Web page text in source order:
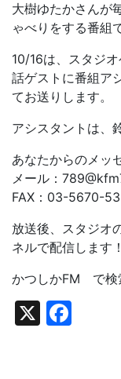
大樹ゆたかさんが
ゃべりをする番組
10/16は、スタジ
話ゲストに番組ア
てお送りします。
アシスタントは、
あなたからのメッ
メール：
FAX：03-5670-
放送後、スタジオ
ネルで配信します！
かつしかFM で検
X